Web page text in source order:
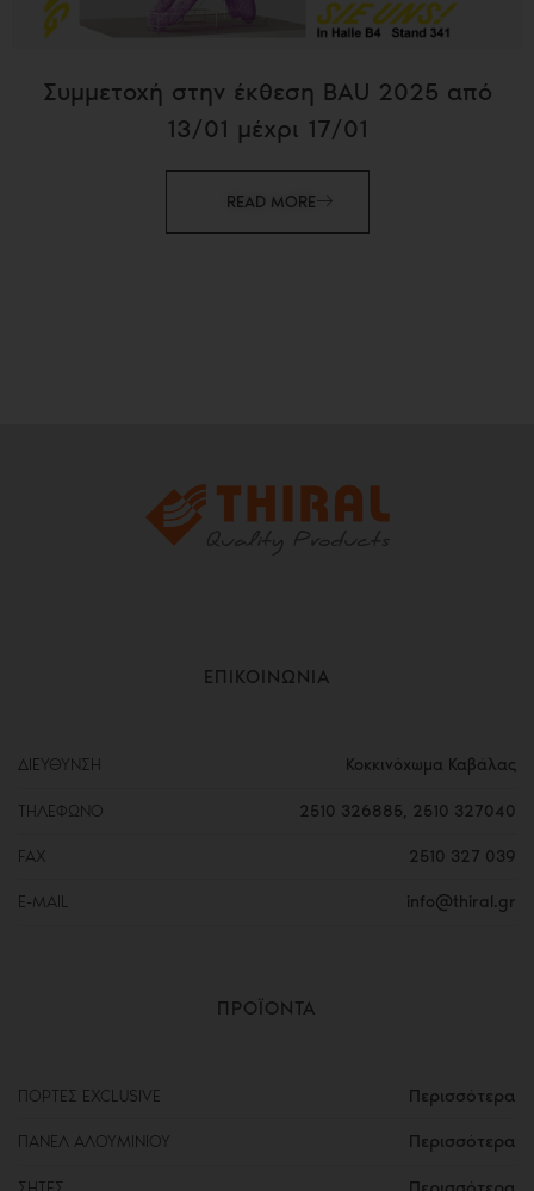
Συμμετοχή στην έκθεση BAU 2025 από
13/01 μέχρι 17/01
READ MORE
ΕΠΙΚΟΙΝΩΝΙΑ
ΔΙΕΥΘΥΝΣΗ Κοκκινόχωμα Καβάλας
ΤΗΛΕΦΩΝΟ 2510 326885, 2510 327040
FAX 2510 327 039
E-MAIL info@thiral.gr
ΠΡΟΪΟΝΤΑ
ΠΟΡΤΕΣ EXCLUSIVE Περισσότερα
ΠΑΝΕΛ ΑΛΟΥΜΙΝΙΟΥ Περισσότερα